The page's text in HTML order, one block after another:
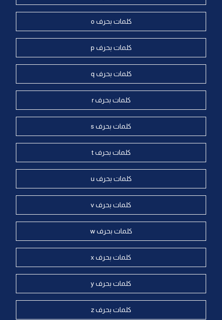
كلمات بحرف o
كلمات بحرف p
كلمات بحرف q
كلمات بحرف r
كلمات بحرف s
كلمات بحرف t
كلمات بحرف u
كلمات بحرف v
كلمات بحرف w
كلمات بحرف x
كلمات بحرف y
كلمات بحرف z